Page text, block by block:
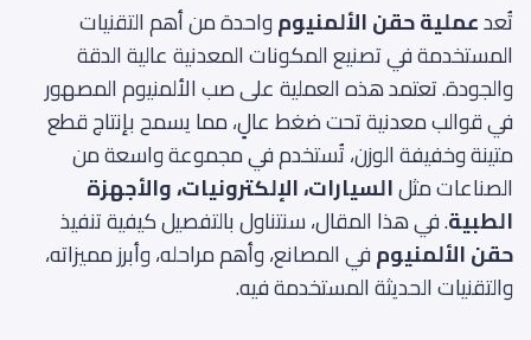
تُعدعملية حقن الألمنيومواحدة من أهم التقنيات
المستخدمة في تصنيع المكونات المعدنية عالية الدقة
والجودة. تعتمد هذه العملية على صب الألمنيوم المصهور
في قوالب معدنية تحت ضغط عالٍ، مما يسمح بإنتاج قطع
متينة وخفيفة الوزن، تُستخدم في مجموعة واسعة من
الصناعات مثلالسيارات، الإلكترونيات، والأجهزة
الطبية. في هذا المقال، سنتناول بالتفصيل كيفية تنفيذ
حقن الألمنيومفي المصانع، وأهم مراحله، وأبرز مميزاته،
والتقنيات الحديثة المستخدمة فيه.